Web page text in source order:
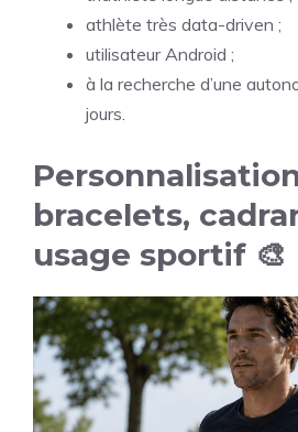
athlète très data-driven ;
utilisateur Android ;
à la recherche d’une
jours.
bracelets,
usage sportif 🎨